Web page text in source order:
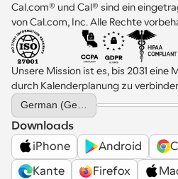
Cal.com® und Cal® sind ein
von Cal.com, Inc. Alle Rechte
Unsere Mission ist es, bis 2031 eine
durch Kalenderplanung zu
Select Language
German (Germany)
Downloads
iPhone
Android
Kante
Firefox